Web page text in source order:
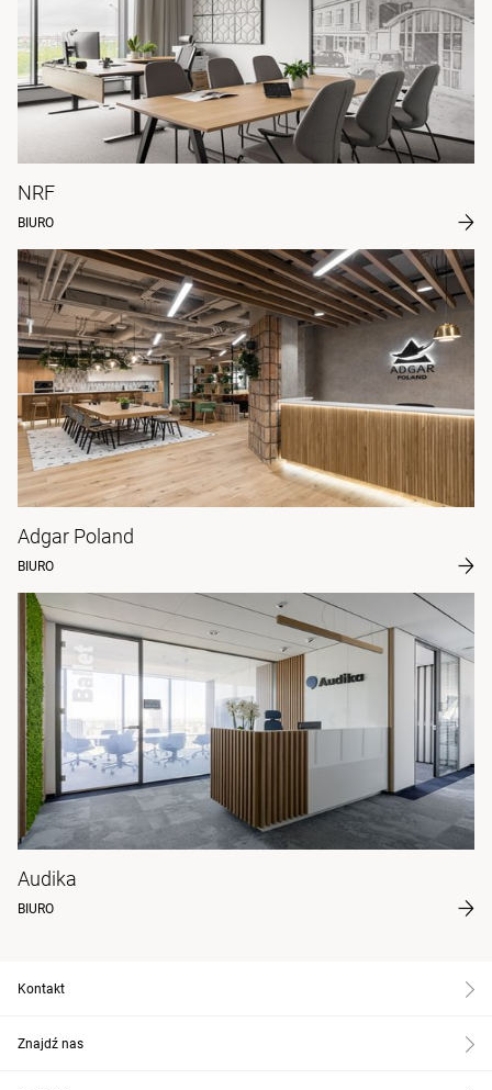
NRF
BIURO
Adgar Poland
BIURO
Audika
BIURO
Kontakt
Znajdź nas